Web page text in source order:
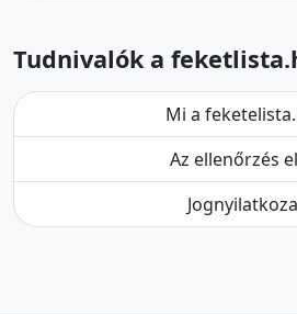
Tudnivalók a
Mi a
Az ellenőrzés